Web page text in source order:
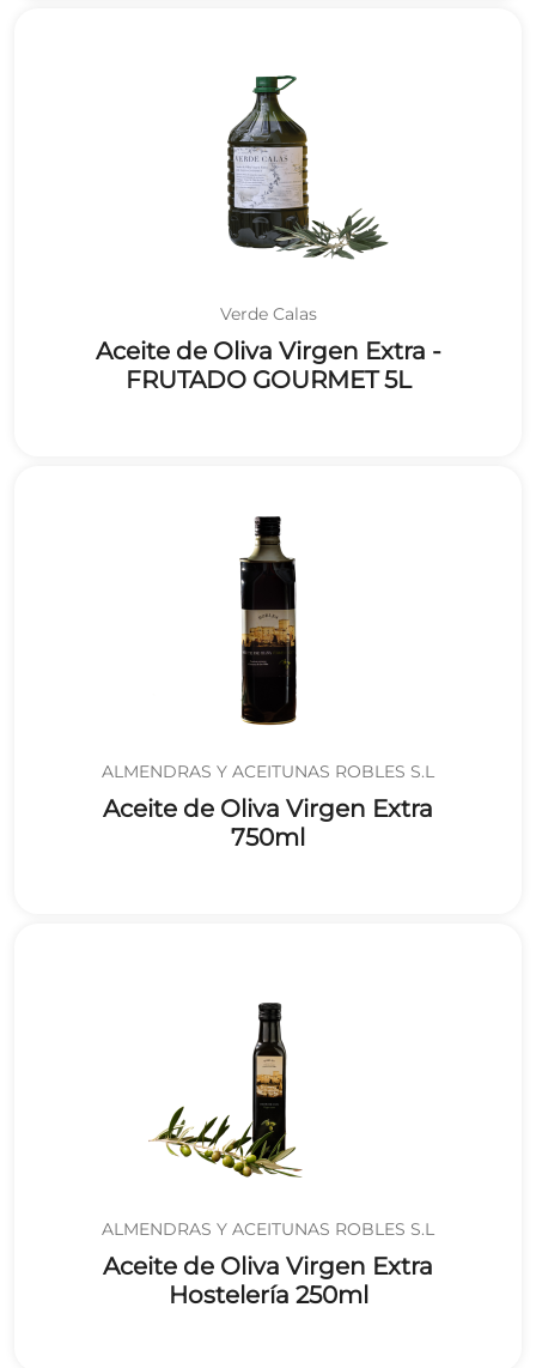
Verde Calas
Aceite de Oliva Virgen Extra -
FRUTADO GOURMET 5L
ALMENDRAS Y ACEITUNAS ROBLES S.L
Aceite de Oliva Virgen Extra
750ml
ALMENDRAS Y ACEITUNAS ROBLES S.L
Aceite de Oliva Virgen Extra
Hostelería 250ml